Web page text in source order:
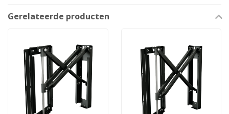
Gerelateerde producten